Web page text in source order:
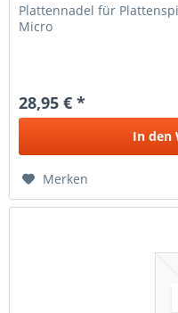
Plattennadel für
Micro
28,95 € *
In den
Merken